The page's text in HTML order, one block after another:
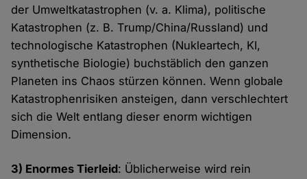
der Umweltkatastrophen (v. a. Klima), politische
Katastrophen (z. B. Trump/China/Russland) und
technologische Katastrophen (Nukleartech, KI,
synthetische Biologie) buchstäblich den ganzen
Planeten ins Chaos stürzen können. Wenn globale
Katastrophenrisiken ansteigen, dann verschlechtert
sich die Welt entlang dieser enorm wichtigen
Dimension.
3) Enormes Tierleid: Üblicherweise wird rein